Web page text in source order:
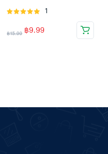
Rated
5
1
฿15.99 ฿9.99